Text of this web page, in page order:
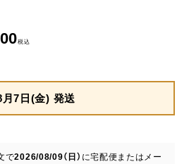
税込
月7日(金) 発送
で2026/08/09（日） に宅配便またはメー